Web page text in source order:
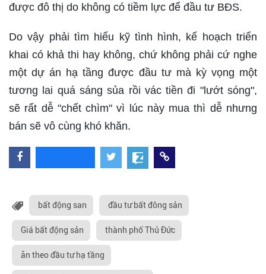
được đô thị do không có tiềm lực để đầu tư BĐS.
Do vậy phải tìm hiểu kỹ tình hình, kế hoạch triển
khai có khả thi hay không, chứ không phải cứ nghe
một dự án hạ tầng được đầu tư mà kỳ vọng một
tương lai quá sáng sủa rồi vác tiền đi "lướt sóng",
sẽ rất dễ "chết chìm" vì lúc này mua thì dễ nhưng
bán sẽ vô cùng khó khăn.
bất động san đầu tư bất đông sản
Giá bất động sản thành phố Thủ Đức
ăn theo đầu tư hạ tầng